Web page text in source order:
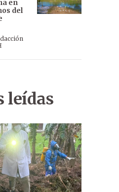
en
del
leídas